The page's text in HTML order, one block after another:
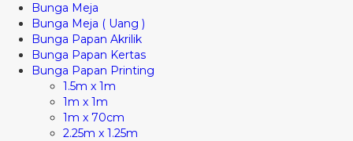
Bunga Meja
Bunga Meja ( Uang )
Bunga Papan Akrilik
Bunga Papan Kertas
Bunga Papan Printing
1.5m x 1m
1m x 1m
1m x 70cm
2.25m x 1.25m